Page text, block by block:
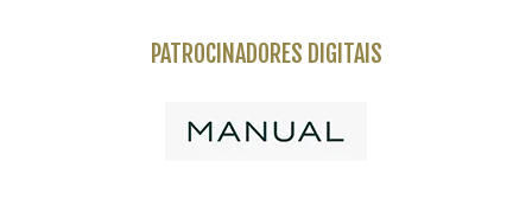
PATROCINADORES DIGITAIS